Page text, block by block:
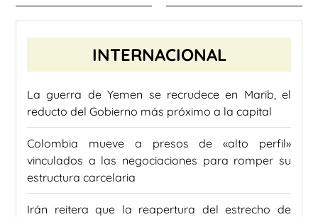
INTERNACIONAL
La guerra de Yemen se recrudece en Marib, el
reducto del Gobierno más próximo a la capital
Colombia mueve a presos de «alto perfil»
vinculados a las negociaciones para romper su
estructura carcelaria
Irán reitera que la reapertura del estrecho de